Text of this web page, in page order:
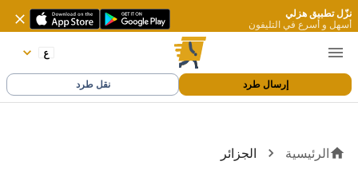
نزّل تطبيق هزلي
أسهل و أسرع في التليفون
إرسال طرد نقل طرد
الرئيسية الجزائر